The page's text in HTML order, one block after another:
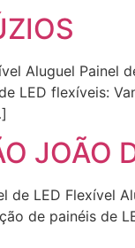
Aluguel Painel
flexíveis:
JOÃO
LED Flexível
de painéis de